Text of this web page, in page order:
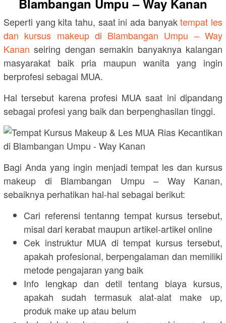
Seperti yang kita tahu, saat ini ada banyaktempat les
dan kursus makeup di Blambangan Umpu – Way
Kanan seiring dengan semakin banyaknya kalangan
masyarakat baik pria maupun wanita yang ingin
berprofesi sebagai MUA.
Hal tersebut karena profesi MUA saat ini dipandang
sebagai profesi yang baik dan berpenghasilan tinggi.
Bagi Anda yang ingin menjadi tempat les dan kursus
makeup di Blambangan Umpu – Way Kanan,
sebaiknya perhatikan hal-hal sebagai berikut:
Cari referensi tentanng tempat kursus tersebut,
misal dari kerabat maupun artikel-artikel online
Cek instruktur MUA di tempat kursus tersebut,
apakah profesional, berpengalaman dan memiliki
metode pengajaran yang baik
Info lengkap dan detil tentang biaya kursus,
apakah sudah termasuk alat-alat make up,
produk make up atau belum